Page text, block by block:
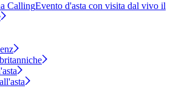
CallingEvento d'asta con visita dal vivo il